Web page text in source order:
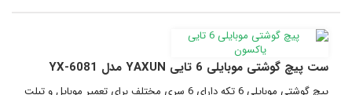
ست پیچ گوشتی موبایلی 6 تایی YAXUN مدل YX-6081
پیچ گوشتی موبایلی 6 تکه دارای 6 سری مختلف برای تعمیر موبایل و تبلت